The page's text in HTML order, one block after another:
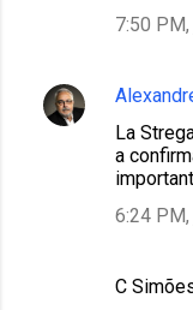
7:50
La
a
6:24
C